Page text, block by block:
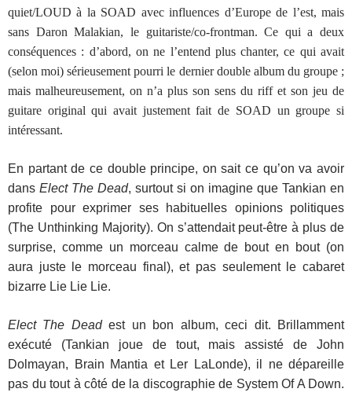
quiet/LOUD à la SOAD avec influences d’Europe de l’est, mais
sans Daron Malakian, le guitariste/co-frontman. Ce qui a deux
conséquences : d’abord, on ne l’entend plus chanter, ce qui avait
(selon moi) sérieusement pourri le dernier double album du groupe ;
mais malheureusement, on n’a plus son sens du riff et son jeu de
guitare original qui avait justement fait de SOAD un groupe si
intéressant.
En partant de ce double principe, on sait ce qu’on va avoir
dans Elect The Dead, surtout si on imagine que Tankian en
profite pour exprimer ses habituelles opinions politiques
(The Unthinking Majority). On s’attendait peut-être à plus de
surprise, comme un morceau calme de bout en bout (on
aura juste le morceau final), et pas seulement le cabaret
bizarre Lie Lie Lie.
Elect The Deadest un bon album, ceci dit. Brillamment
exécuté (Tankian joue de tout, mais assisté de John
Dolmayan, Brain Mantia et Ler LaLonde), il ne dépareille
pas du tout à côté de la discographie de System Of A Down.